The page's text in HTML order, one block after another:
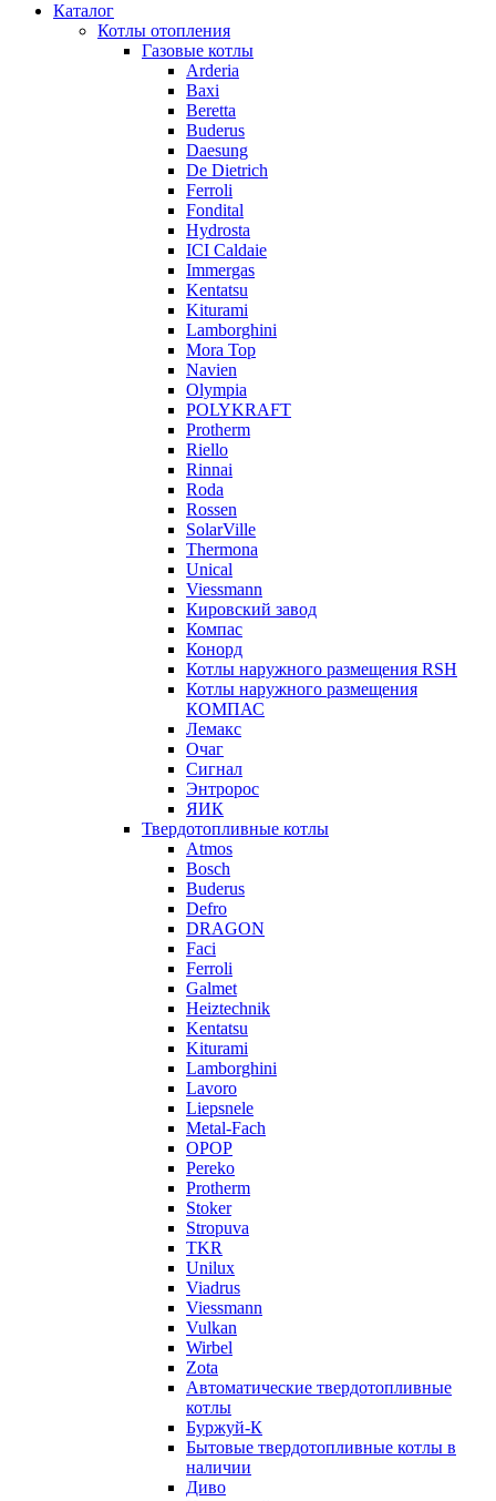
Каталог
Котлы отопления
Газовые котлы
Arderia
Baxi
Beretta
Buderus
Daesung
De Dietrich
Ferroli
Fondital
Hydrosta
ICI Caldaie
Immergas
Kentatsu
Kiturami
Lamborghini
Mora Top
Navien
Olympia
POLYKRAFT
Protherm
Riello
Rinnai
Roda
Rossen
SolarVille
Thermona
Unical
Viessmann
Кировский завод
Компас
Конорд
Котлы наружного размещения RSH
Котлы наружного размещения
КОМПАС
Лемакс
Очаг
Сигнал
Энтророс
ЯИК
Твердотопливные котлы
Atmos
Bosch
Buderus
Defro
DRAGON
Faci
Ferroli
Galmet
Heiztechnik
Kentatsu
Kiturami
Lamborghini
Lavoro
Liepsnele
Metal-Fach
OPOP
Pereko
Protherm
Stoker
Stropuva
TKR
Unilux
Viadrus
Viessmann
Vulkan
Wirbel
Zota
Автоматические твердотопливные
котлы
Буржуй-К
Бытовые твердотопливные котлы в
наличии
Диво